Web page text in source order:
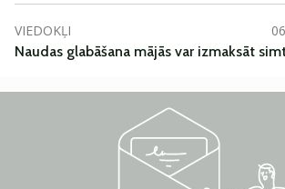
VIEDOKĻI
Naudas glabāšana mājās var izmaksāt